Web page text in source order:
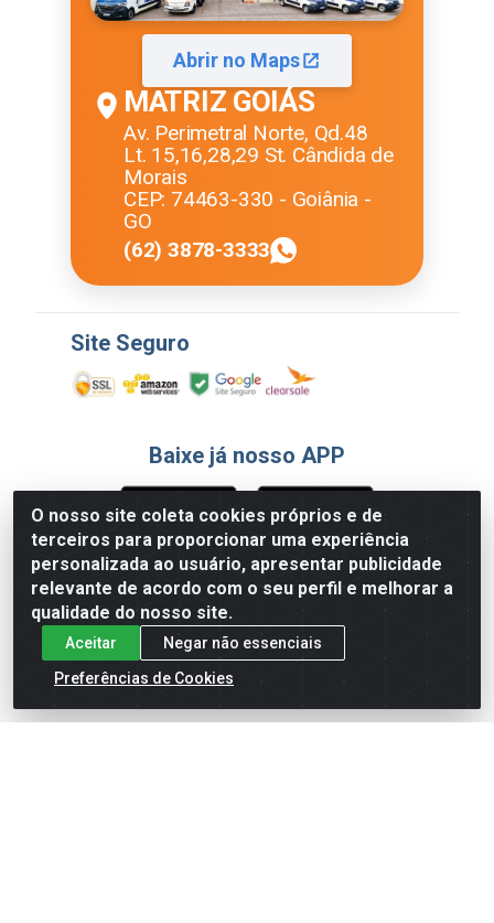
O nosso site coleta cookies próprios e de
terceiros para proporcionar uma experiência
personalizada ao usuário, apresentar publicidade
relevante de acordo com o seu perfil e melhorar a
qualidade do nosso site.
Aceitar
Negar não essenciais
Preferências de Cookies
Abrir no Maps
MATRIZ GOIÁS
Av. Perimetral Norte, Qd.48
Lt. 15,16,28,29 St. Cândida de
Morais
CEP: 74463-330 - Goiânia -
GO
(62) 3878-3333
Site Seguro
Baixe já nosso APP
Formas de Pagamento